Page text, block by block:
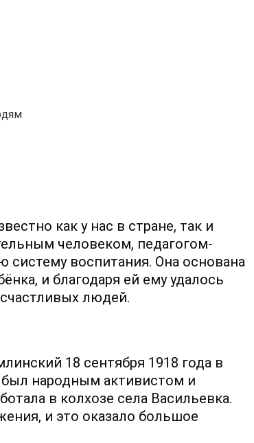
как у нас в стране, так и
человеком, педагогом-
систему воспитания. Она основана
и благодаря ей ему удалось
людей.
18 сентября 1918 года в
был народным активистом и
в колхозе села Васильевка.
и это оказало большое